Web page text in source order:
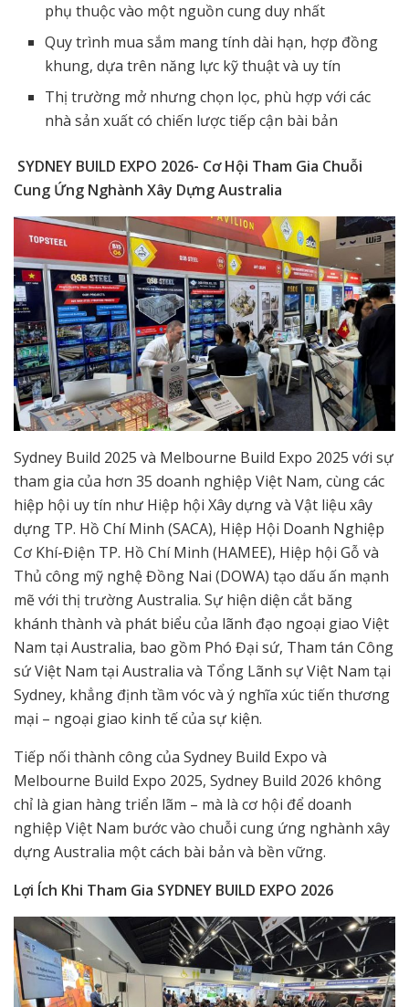
phụ thuộc vào một nguồn cung duy nhất
Quy trình mua sắm mang tính dài hạn, hợp đồng
khung, dựa trên năng lực kỹ thuật và uy tín
Thị trường mở nhưng chọn lọc, phù hợp với các
nhà sản xuất có chiến lược tiếp cận bài bản
SYDNEY BUILD EXPO 2026- Cơ Hội Tham Gia Chuỗi
Cung Ứng Nghành Xây Dựng Australia
Sydney Build 2025 và Melbourne Build Expo 2025 với sự
tham gia của hơn 35 doanh nghiệp Việt Nam, cùng các
hiệp hội uy tín như Hiệp hội Xây dựng và Vật liệu xây
dựng TP. Hồ Chí Minh (SACA), Hiệp Hội Doanh Nghiệp
Cơ Khí-Điện TP. Hồ Chí Minh (HAMEE), Hiệp hội Gỗ và
Thủ công mỹ nghệ Đồng Nai (DOWA) tạo dấu ấn mạnh
mẽ với thị trường Australia. Sự hiện diện cắt băng
khánh thành và phát biểu của lãnh đạo ngoại giao Việt
Nam tại Australia, bao gồm Phó Đại sứ, Tham tán Công
sứ Việt Nam tại Australia và Tổng Lãnh sự Việt Nam tại
Sydney, khẳng định tầm vóc và ý nghĩa xúc tiến thương
mại – ngoại giao kinh tế của sự kiện.
Tiếp nối thành công của Sydney Build Expo và
Melbourne Build Expo 2025, Sydney Build 2026 không
chỉ là gian hàng triển lãm – mà là cơ hội để doanh
nghiệp Việt Nam bước vào chuỗi cung ứng nghành xây
dựng Australia một cách bài bản và bền vững.
Lợi Ích Khi Tham Gia SYDNEY BUILD EXPO 2026